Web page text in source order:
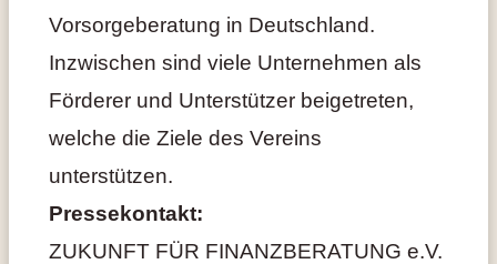
Vorsorgeberatung in Deutschland.
Inzwischen sind viele Unternehmen als
Förderer und Unterstützer beigetreten,
welche die Ziele des Vereins
unterstützen.
Pressekontakt:
ZUKUNFT FÜR FINANZBERATUNG e.V.